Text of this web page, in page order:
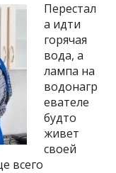
Перестал
а идти
горячая
вода, а
лампа на
водонагр
евателе
будто
живет
своей
всего